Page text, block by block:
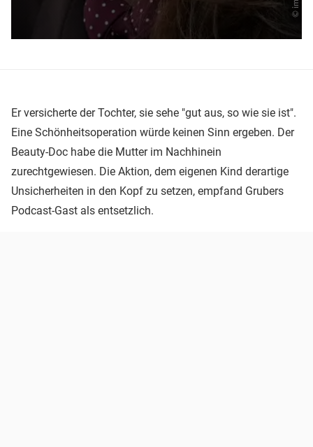
Er versicherte der Tochter, sie sehe "gut aus, so wie sie ist".
Eine Schönheitsoperation würde keinen Sinn ergeben. Der
Beauty-Doc habe die Mutter im Nachhinein
zurechtgewiesen. Die Aktion, dem eigenen Kind derartige
Unsicherheiten in den Kopf zu setzen, empfand Grubers
Podcast-Gast als entsetzlich.